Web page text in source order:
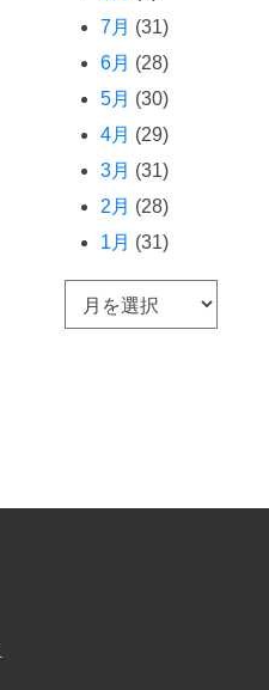
7月 (31)
6月 (28)
5月 (30)
4月 (29)
3月 (31)
2月 (28)
1月 (31)
ー